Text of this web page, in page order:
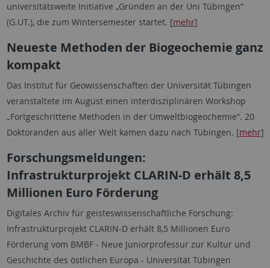
universitätsweite Initiative „Gründen an der Uni Tübingen“
(G.UT.), die zum Wintersemester startet. [mehr]
Neueste Methoden der Biogeochemie ganz
kompakt
Das Institut für Geowissenschaften der Universität Tübingen
veranstaltete im August einen interdisziplinären Workshop
„Fortgeschrittene Methoden in der Umweltbiogeochemie“. 20
Doktoranden aus aller Welt kamen dazu nach Tübingen. [mehr]
Forschungsmeldungen:
Infrastrukturprojekt CLARIN-D erhält 8,5
Millionen Euro Förderung
Digitales Archiv für geisteswissenschaftliche Forschung:
Infrastrukturprojekt CLARIN-D erhält 8,5 Millionen Euro
Förderung vom BMBF - Neue Juniorprofessur zur Kultur und
Geschichte des östlichen Europa - Universität Tübingen